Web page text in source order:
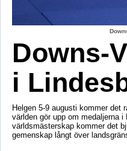
Downs-
i
Helgen 5-9 augusti kommer det
världen gör upp om medaljerna
världsmästerskap kommer det
gemenskap långt över